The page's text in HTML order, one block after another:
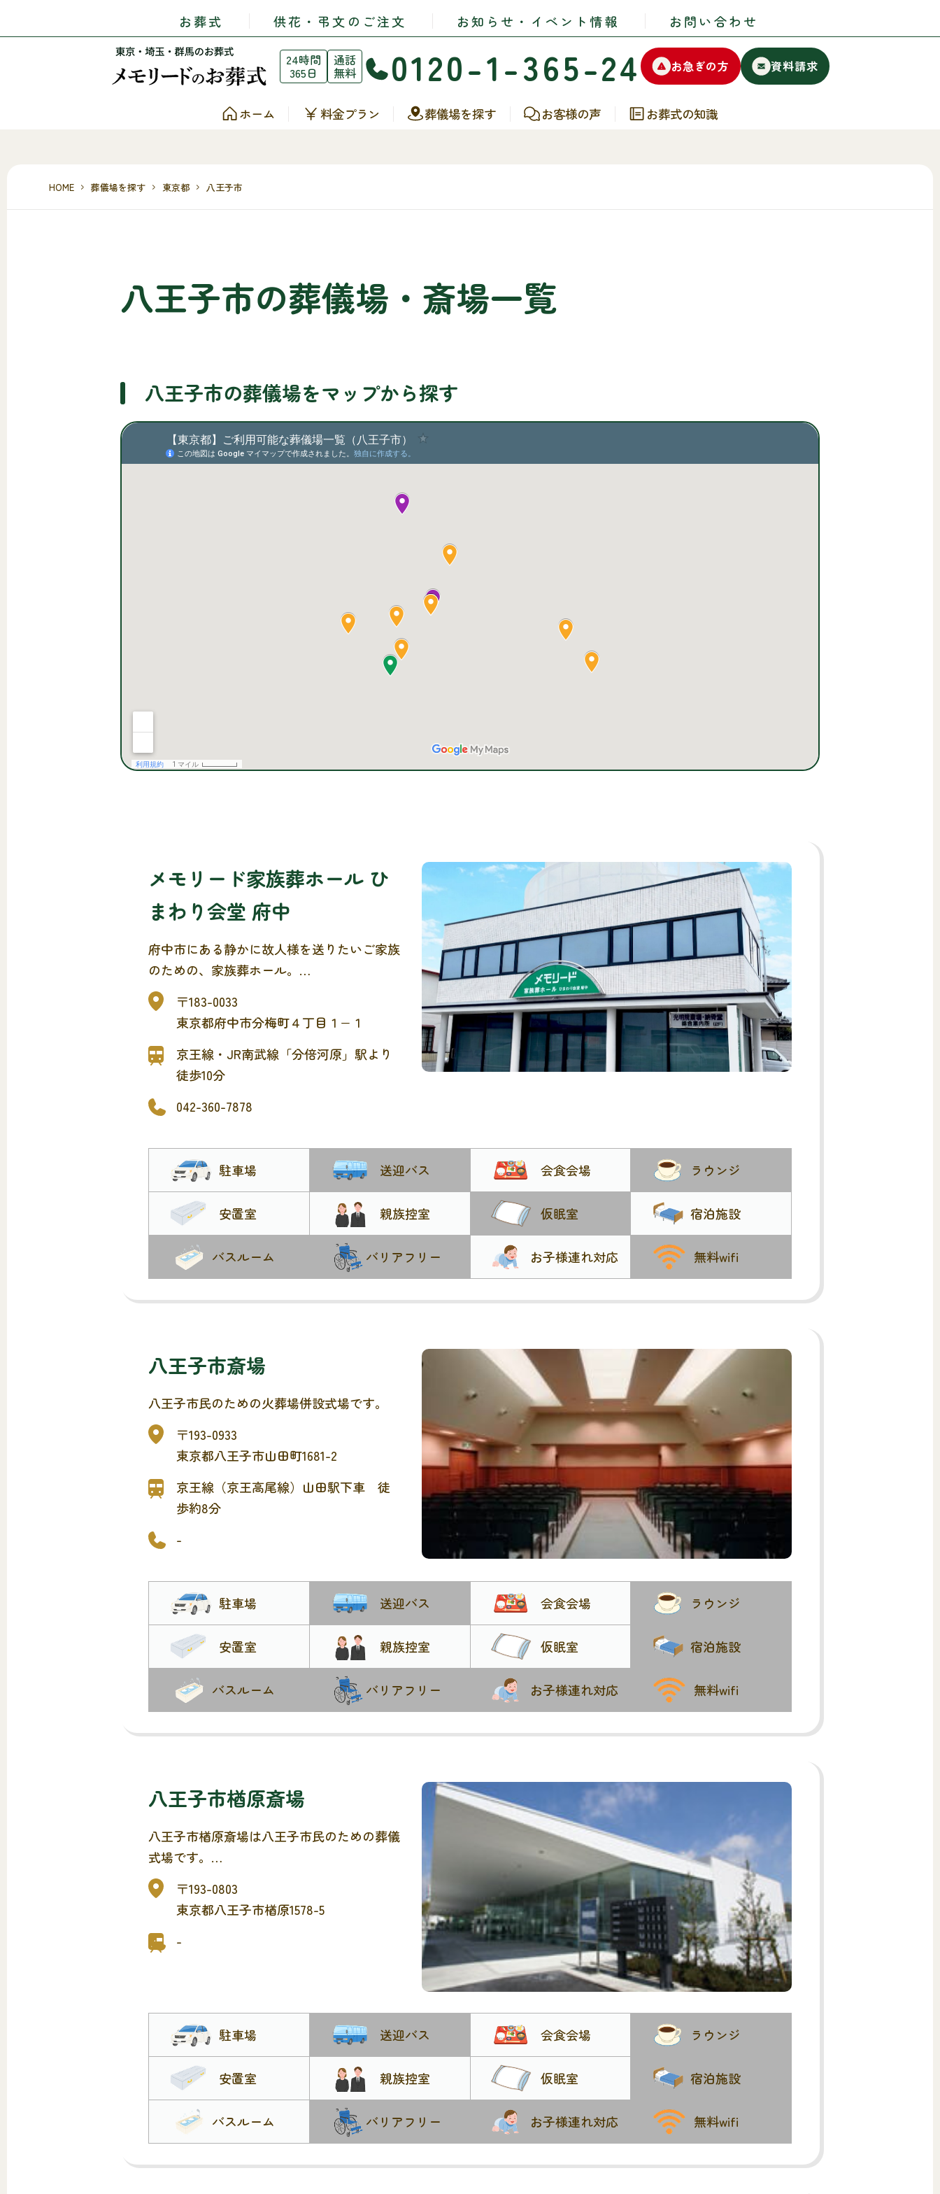
お葬式 供花・弔文のご注文 お知らせ・イベント情報 お問い合わせ
24時間
365日
通話
無料 0120-1-365-24 お急ぎの方 資料請求
ホーム 料金プラン 葬儀場を探す お客様の声 お葬式の知識
HOME 葬儀場を探す 東京都 八王子市
八王子市の葬儀場・斎場一覧
八王子市の葬儀場をマップから探す
メモリード家族葬ホール ひ
まわり会堂 府中
府中市にある静かに故人様を送りたいご家族
のための、家族葬ホール。
府中の森市民聖苑、立川聖苑、日野市営火葬
場にも近く、南多摩斎場にもアクセスが良く
便利です。
府中市にありますが、近隣の多摩市・府中
市・多摩市・稲城市・日野市・国立市・立川
市からのアクセスも良好です。
病院・警察などから直接お預かりできるご安
府中市聖苑葬儀取扱店・調布市市民葬儀取扱
業者・川崎市市民葬儀取扱業者・稲城市市民
の葬儀指定取扱業者
〒183-0033
東京都府中市分梅町４丁目１−１
京王線・JR南武線「分倍河原」駅より
徒歩10分
042-360-7878
駐車場 送迎バス 会食会場 ラウンジ
安置室 親族控室 仮眠室 宿泊施設
バスルーム バリアフリー お子様連れ対応 無料wifi
八王子市斎場
八王子市民のための火葬場併設式場です。
〒193-0933
東京都八王子市山田町1681-2
京王線（京王高尾線）山田駅下車 徒
歩約8分
-
駐車場 送迎バス 会食会場 ラウンジ
安置室 親族控室 仮眠室 宿泊施設
バスルーム バリアフリー お子様連れ対応 無料wifi
八王子市楢原斎場
八王子市楢原斎場は八王子市民のための葬儀
式場です。
火葬場は併設されておりません。
〒193-0803
東京都八王子市楢原1578-5
-
駐車場 送迎バス 会食会場 ラウンジ
安置室 親族控室 仮眠室 宿泊施設
バスルーム バリアフリー お子様連れ対応 無料wifi